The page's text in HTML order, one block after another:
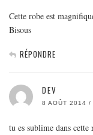
Cette robe est
Bisous
RÉPONDRE
DEV
8 AOÛT 2014 /
tu es sublime dans